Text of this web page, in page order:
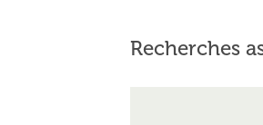
Recherches